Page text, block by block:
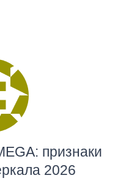
признаки
2026